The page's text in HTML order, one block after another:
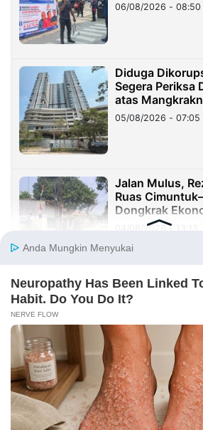
06/08/2026 - 08:50
Diduga
Segera Periksa
atas
05/08/2026 - 07:05
Jalan Mulus,
Ruas
Dongkrak
04/08/2026 - 13:13
Skandal
Rp8 Miliar:
Timur
01/08/2026 - 09:11
Usut TPPU
Kejagung